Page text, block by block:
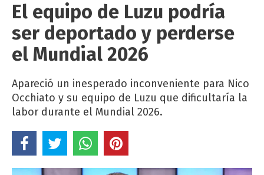
El equipo de Luzu podría
ser deportado y perderse
el Mundial 2026
Apareció un inesperado inconveniente para Nico
Occhiato y su equipo de Luzu que dificultaría la
labor durante el Mundial 2026.